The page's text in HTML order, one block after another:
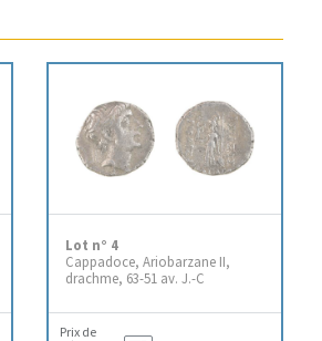
Lot n° 4
Cappadoce, Ariobarzane II,
drachme, 63-51 av. J.-C
Prix de